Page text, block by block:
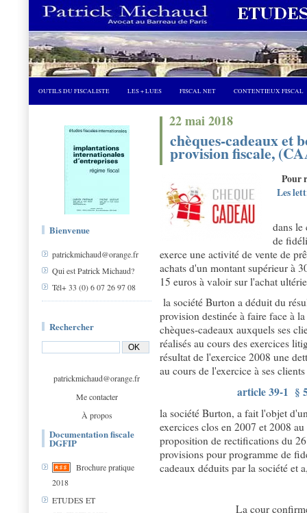
OUTILS DU FISCALISTE LES + LUES FISCAL NET CONTENTIEUX FISCAL
Bienvenue
patrickmichaud@orange.fr
Qui est Patrick Michaud?
Tél+ 33 (0) 6 07 26 97 08
Rechercher
patrickmichaud@orange.fr
Me contacter
À propos
Documentation fiscale
DGFIP
Brochure pratique
2018
ETUDES ET
22 mai 2018
chèques-cadeaux et
provision fiscale,
Pour
Les
dans le
de
exerce une activité de vente de
achats d'un montant supérieur à
15 euros à valoir sur l'achat
la société Burton a déduit du
provision destinée à faire face à
chèques-cadeaux auxquels ses
réalisés au cours des exercices
résultat de l'exercice 2008 une
au cours de l'exercice à ses
article 39-1 §
la société Burton, a fait l'objet
exercices clos en 2007 et 2008
proposition de rectifications du
provisions pour programme de
cadeaux déduits par la société et
La cour